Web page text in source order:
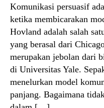
Komunikasi persuasif
ketika membicarakan
Hovland adalah salah
yang berasal dari
merupakan jebolan dari
di Universitas Yale.
menelurkan model
panjang. Bagaimana